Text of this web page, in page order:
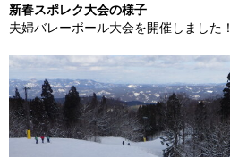
新春スポレク大会の様子
夫婦バレーボール大会を開催しました！